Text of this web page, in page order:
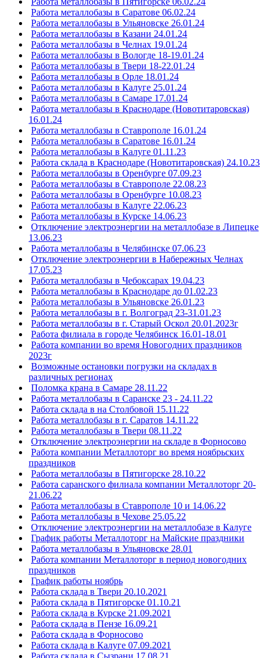
Работа металлобазы в Саратове 06.02.24
Работа металлобазы в Ульяновске 26.01.24
Работа металлобазы в Казани 24.01.24
Работа металлобазы в Челнах 19.01.24
Работа металлобазы в Вологде 18-19.01.24
Работа металлобазы в Твери 18-22.01.24
Работа металлобазы в Орле 18.01.24
Работа металлобазы в Калуге 25.01.24
Работа металлобазы в Самаре 17.01.24
Работа металлобазы в Краснодаре (Новотитаровская)
16.01.24
Работа металлобазы в Ставрополе 16.01.24
Работа металлобазы в Саратове 16.01.24
Работа металлобазы в Калуге 01.11.23
Работа склада в Краснодаре (Новотитаровская) 24.10.23
Работа металлобазы в Оренбурге 07.09.23
Работа металлобазы в Ставрополе 22.08.23
Работа металлобазы в Оренбурге 10.08.23
Работа металлобазы в Калуге 22.06.23
Работа металлобазы в Курске 14.06.23
Отключение электроэнергии на металлобазе в Липецке
13.06.23
Работа металлобазы в Челябинске 07.06.23
Отключение электроэнергии в Набережных Челнах
17.05.23
Работа металлобазы в Чебоксарах 19.04.23
Работа металлобазы в Краснодаре до 01.02.23
Работа металлобазы в Ульяновске 26.01.23
Работа металлобазы в г. Волгоград 23-31.01.23
Работа металлобазы в г. Старый Оскол 20.01.2023г
Работа филиала в городе Челябинск 16.01-18.01
Работа компании во время Новогодних праздников
2023г
Возможные остановки погрузки на складах в
различных регионах
Поломка крана в Самаре 28.11.22
Работа металлобазы в Саранске 23 - 24.11.22
Работа склада в на Столбовой 15.11.22
Работа металлобазы в г. Саратов 14.11.22
Работа металлобазы в Твери 08.11.22
Отключение электроэнергии на складе в Форносово
Работа компании Металлоторг во время ноябрьских
праздников
Работа металлобазы в Пятигорске 28.10.22
Работа саранского филиала компании Металлоторг 20-
21.06.22
Работа металлобазы в Ставрополе 10 и 14.06.22
Работа металлобазы в Чехове 25.05.22
Отключение электроэнергии на металлобазе в Калуге
График работы Металлоторг на Майские праздники
Работа металлобазы в Ульяновске 28.01
Работа компании Металлоторг в период новогодних
праздников
График работы ноябрь
Работа склада в Твери 20.10.2021
Работа склада в Пятигорске 01.10.21
Работа склада в Курске 21.09.2021
Работа склада в Пензе 16.09.21
Работа склада в Форносово
Работа склада в Калуге 07.09.2021
Работа склада в Сызрани 17.08.21